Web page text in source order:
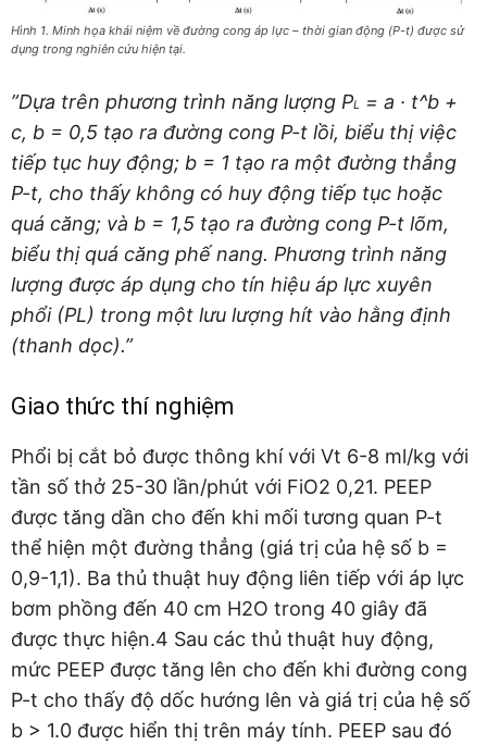
Hình 1. Minh họa khái niệm về đường cong áp lực – thời gian động (P-t) được sử
dụng trong nghiên cứu hiện tại.
”Dựa trên phương trình năng lượng PL = a · t^b +
c, b = 0,5 tạo ra đường cong P-t lồi, biểu thị việc
tiếp tục huy động; b = 1 tạo ra một đường thẳng
P-t, cho thấy không có huy động tiếp tục hoặc
quá căng; và b = 1,5 tạo ra đường cong P-t lõm,
biểu thị quá căng phế nang. Phương trình năng
lượng được áp dụng cho tín hiệu áp lực xuyên
phổi (PL) trong một lưu lượng hít vào hằng định
(thanh dọc).”
Giao thức thí nghiệm
Phổi bị cắt bỏ được thông khí với Vt 6-8 ml/kg với
tần số thở 25-30 lần/phút với FiO2 0,21. PEEP
được tăng dần cho đến khi mối tương quan P-t
thể hiện một đường thẳng (giá trị của hệ số b =
0,9-1,1). Ba thủ thuật huy động liên tiếp với áp lực
bơm phồng đến 40 cm H2O trong 40 giây đã
được thực hiện.4 Sau các thủ thuật huy động,
mức PEEP được tăng lên cho đến khi đường cong
P-t cho thấy độ dốc hướng lên và giá trị của hệ số
b > 1.0 được hiển thị trên máy tính. PEEP sau đó